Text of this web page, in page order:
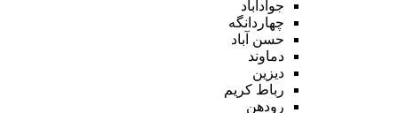
جوادآباد
چهاردانگه
حسن آباد
دماوند
دیزین
رباط کریم
رودهن